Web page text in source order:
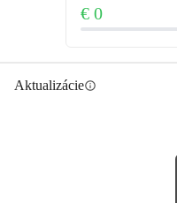
€ 0
Aktualizácieinfo